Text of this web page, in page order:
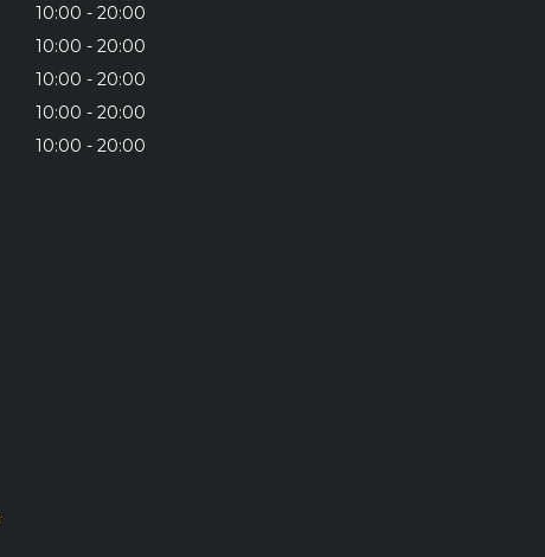
10:00
20:00
10:00
20:00
10:00
20:00
10:00
20:00
10:00 20:00